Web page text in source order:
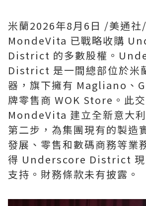
米蘭2026年8月6日 /美通社
MondeVita 已戰略收購
District 的多數股權。
District 是一間總部位於米
器，旗下擁有 Magliano、
牌零售商 WOK Store。此
MondeVita 建立全新意大
第二步，為集團現有的製造
發展、零售和數碼商務等業
得 Underscore District 現
支持。財務條款未有披露。